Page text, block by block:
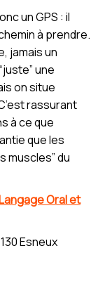
un GPS : il
à prendre.
jamais un
une
on situe
rassurant
à ce que
que les
muscles” du
Oral et
Esneux